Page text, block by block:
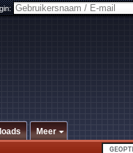
Meer